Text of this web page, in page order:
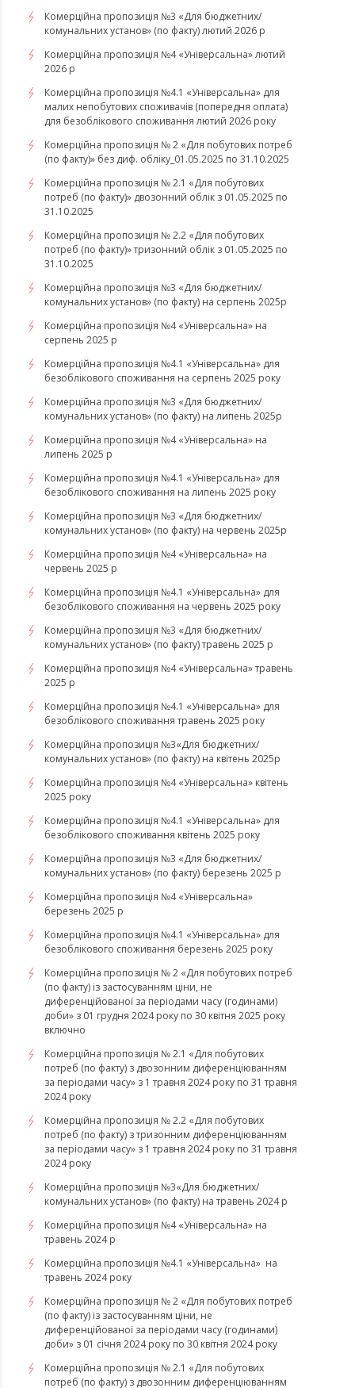
Комерційна пропозиція №3 «Для бюджетних/
комунальних установ» (по факту) лютий 2026 р
Комерційна пропозиція №4 «Універсальна» лютий
2026 р
Комерційна пропозиція №4.1 «Універсальна» для
малих непобутових споживачів (попередня оплата)
для безоблікового споживання лютий 2026 року
Комерційна пропозиція № 2 «Для побутових потреб
(по факту)» без диф. обліку_01.05.2025 по 31.10.2025
Комерційна пропозиція № 2.1 «Для побутових
потреб (по факту)» двозонний облік з 01.05.2025 по
31.10.2025
Комерційна пропозиція № 2.2 «Для побутових
потреб (по факту)» тризонний облік з 01.05.2025 по
31.10.2025
Комерційна пропозиція №3 «Для бюджетних/
комунальних установ» (по факту) на серпень 2025р
Комерційна пропозиція №4 «Універсальна» на
серпень 2025 р
Комерційна пропозиція №4.1 «Універсальна» для
безоблікового споживання на серпень 2025 року
Комерційна пропозиція №3 «Для бюджетних/
комунальних установ» (по факту) на липень 2025р
Комерційна пропозиція №4 «Універсальна» на
липень 2025 р
Комерційна пропозиція №4.1 «Універсальна» для
безоблікового споживання на липень 2025 року
Комерційна пропозиція №3 «Для бюджетних/
комунальних установ» (по факту) на червень 2025р
Комерційна пропозиція №4 «Універсальна» на
червень 2025 р
Комерційна пропозиція №4.1 «Універсальна» для
безоблікового споживання на червень 2025 року
Комерційна пропозиція №3 «Для бюджетних/
комунальних установ» (по факту) травень 2025 р
Комерційна пропозиція №4 «Універсальна» травень
2025 р
Комерційна пропозиція №4.1 «Універсальна» для
безоблікового споживання травень 2025 року
Комерційна пропозиція №3«Для бюджетних/
комунальних установ» (по факту) на квітень 2025р
Комерційна пропозиція №4 «Універсальна» квітень
2025 року
Комерційна пропозиція №4.1 «Універсальна» для
безоблікового споживання квітень 2025 року
Комерційна пропозиція №3 «Для бюджетних/
комунальних установ» (по факту) березень 2025 р
Комерційна пропозиція №4 «Універсальна»
березень 2025 р
Комерційна пропозиція №4.1 «Універсальна» для
безоблікового споживання березень 2025 року
Комерційна пропозиція № 2 «Для побутових потреб
(по факту) із застосуванням ціни, не
диференційованої за періодами часу (годинами)
доби» з 01 грудня 2024 року по 30 квітня 2025 року
включно
Комерційна пропозиція № 2.1 «Для побутових
потреб (по факту) з двозонним диференціюванням
за періодами часу» з 1 травня 2024 року по 31 травня
2024 року
Комерційна пропозиція № 2.2 «Для побутових
потреб (по факту) з тризонним диференціюванням
за періодами часу» з 1 травня 2024 року по 31 травня
2024 року
Комерційна пропозиція №3«Для бюджетних/
комунальних установ» (по факту) на травень 2024 р
Комерційна пропозиція №4 «Універсальна» на
травень 2024 р
Комерційна пропозиція №4.1 «Універсальна» на
травень 2024 року
Комерційна пропозиція № 2 «Для побутових потреб
(по факту) із застосуванням ціни, не
диференційованої за періодами часу (годинами)
доби» з 01 січня 2024 року по 30 квітня 2024 року
Комерційна пропозиція № 2.1 «Для побутових
потреб (по факту) з двозонним диференціюванням